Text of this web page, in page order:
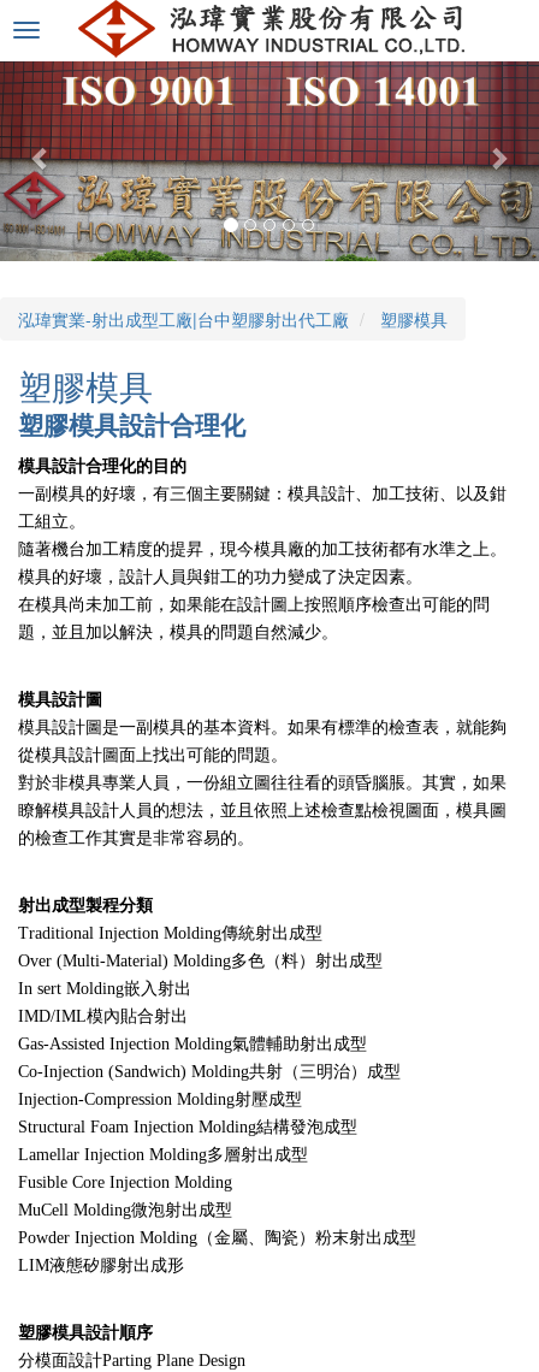
選
單
切
換
泓瑋實業-射出成型工廠|台中塑膠射出代工廠 塑膠模具
塑膠模具
塑膠模具設計合理化
模具設計合理化的目的
一副模具的好壞，有三個主要關鍵：模具設計、加工技術、以及鉗
工組立。
隨著機台加工精度的提昇，現今模具廠的加工技術都有水準之上。
模具的好壞，設計人員與鉗工的功力變成了決定因素。
在模具尚未加工前，如果能在設計圖上按照順序檢查出可能的問
題，並且加以解決，模具的問題自然減少。
模具設計圖
模具設計圖是一副模具的基本資料。如果有標準的檢查表，就能夠
從模具設計圖面上找出可能的問題。
對於非模具專業人員，一份組立圖往往看的頭昏腦脹。其實，如果
瞭解模具設計人員的想法，並且依照上述檢查點檢視圖面，模具圖
的檢查工作其實是非常容易的。
射出成型製程分類
Traditional Injection Molding傳統射出成型
Over (Multi-Material) Molding多色（料）射出成型
In sert Molding嵌入射出
IMD/IML模內貼合射出
Gas-Assisted Injection Molding氣體輔助射出成型
Co-Injection (Sandwich) Molding共射（三明治）成型
Injection-Compression Molding射壓成型
Structural Foam Injection Molding結構發泡成型
Lamellar Injection Molding多層射出成型
Fusible Core Injection Molding
MuCell Molding微泡射出成型
Powder Injection Molding（金屬、陶瓷）粉末射出成型
LIM液態矽膠射出成形
塑膠模具設計順序
分模面設計Parting Plane Design